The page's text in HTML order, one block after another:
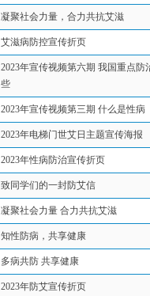
凝聚社会力量，合力共抗艾滋
艾滋病防控宣传折页
2023年宣传视频第六期 我国重点防
些
2023年宣传视频第三期 什么是性病
2023年电梯门世艾日主题宣传海报
2023年性病防治宣传折页
致同学们的一封防艾信
凝聚社会力量 合力共抗艾滋
知性防病，共享健康
多病共防 共享健康
2023年防艾宣传折页